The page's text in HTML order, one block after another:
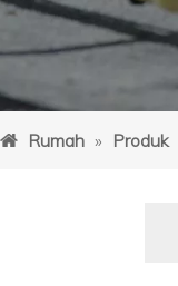
Rumah » Produk